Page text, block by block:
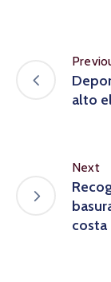
alto
Next
costa